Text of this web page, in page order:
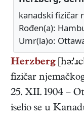
kanadski fizičar
Rođen(a):
Umr(la)o:
Herzberg
fizičar
25. XII. 1904 –
iselio se u